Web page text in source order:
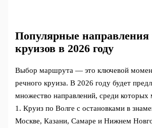
Популярные направления
круизов в 2026 году
Выбор маршрута — это ключевой
речного круиза. В 2026 году будет
множество направлений, среди
1. Круиз по Волге с остановками в
Москве, Казани, Самаре и Нижнем